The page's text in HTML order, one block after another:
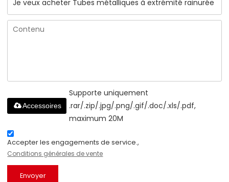
Supporte uniquement
.rar/.zip/.jpg/.png/.gif/.doc/.xls/.pdf,
maximum 20M
Accessoires
Accepter les engagements de service.,
Conditions générales de vente
Envoyer